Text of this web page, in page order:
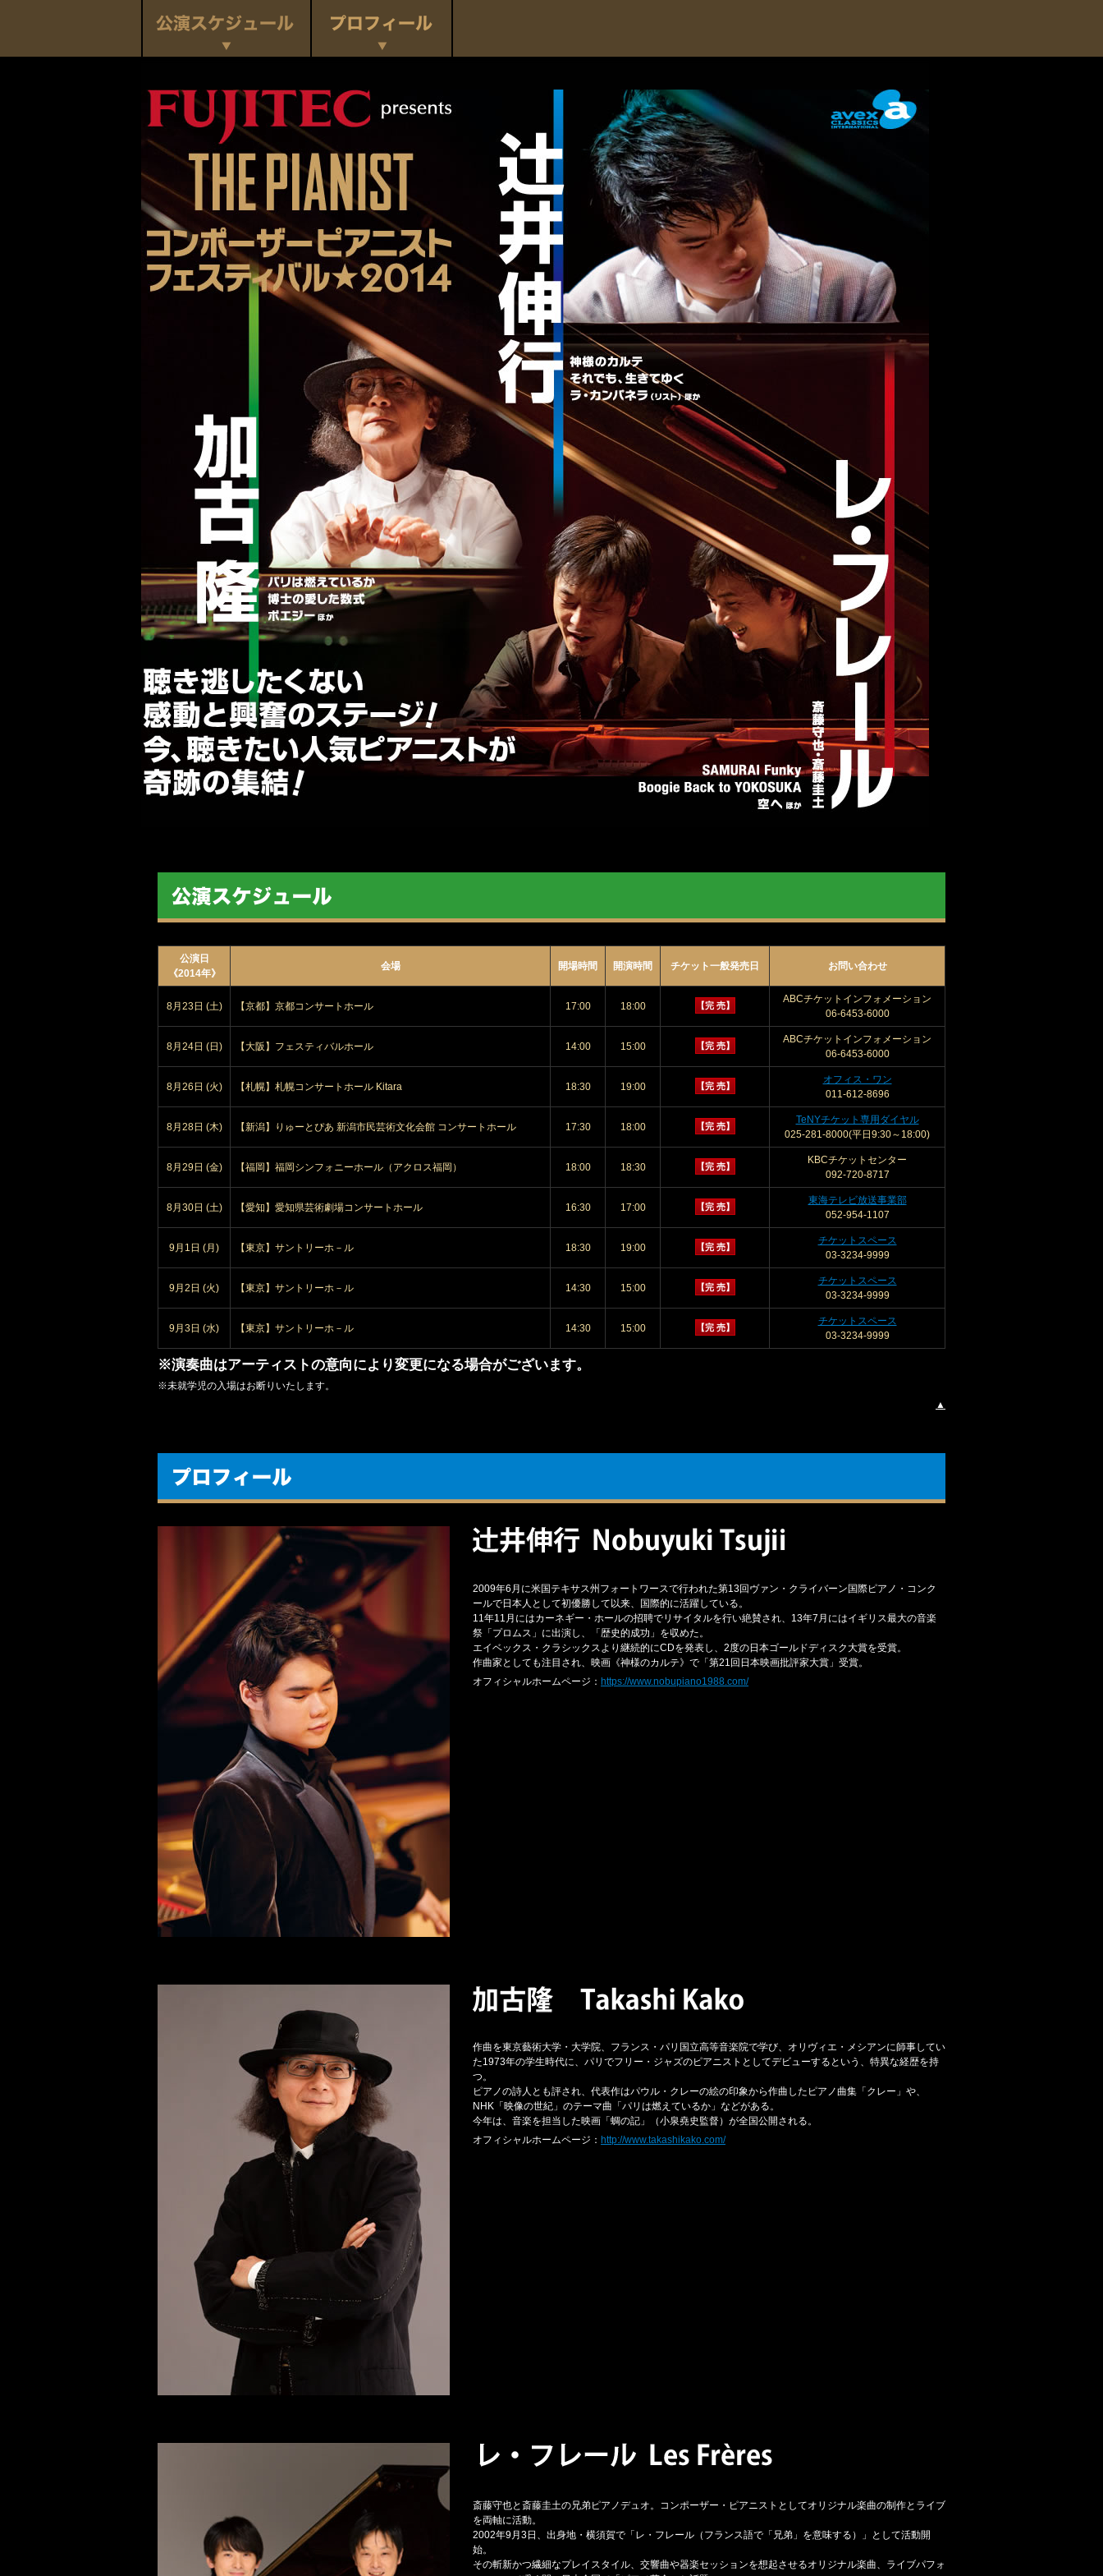
公演日
《2014年》
会場 開場時間 開演時間 チケット一般発売日 お問い合わせ
8月23日 (土) 【京都】京都コンサートホール 17:00 18:00 【完 売】
ABCチケットインフォメーション
06-6453-6000
8月24日 (日) 【大阪】フェスティバルホール 14:00 15:00 【完 売】
ABCチケットインフォメーション
06-6453-6000
8月26日 (火) 【札幌】札幌コンサートホール Kitara 18:30 19:00 【完 売】
オフィス・ワン
011-612-8696
8月28日 (木) 【新潟】りゅーとぴあ 新潟市民芸術文化会館 コンサートホール 17:30 18:00 【完 売】
TeNYチケット専用ダイヤル
025-281-8000(平日9:30～18:00)
8月29日 (金) 【福岡】福岡シンフォニーホール（アクロス福岡） 18:00 18:30 【完 売】
KBCチケットセンター
092-720-8717
8月30日 (土) 【愛知】愛知県芸術劇場コンサートホール 16:30 17:00 【完 売】
東海テレビ放送事業部
052-954-1107
9月1日 (月) 【東京】サントリーホ－ル 18:30 19:00 【完 売】
チケットスペース
03-3234-9999
9月2日 (火) 【東京】サントリーホ－ル 14:30 15:00 【完 売】
チケットスペース
03-3234-9999
9月3日 (水) 【東京】サントリーホ－ル 14:30 15:00 【完 売】
チケットスペース
03-3234-9999
※演奏曲はアーティストの意向により変更になる場合がございます。
※未就学児の入場はお断りいたします。
▲
2009年6月に米国テキサス州フォートワースで行われた第13回ヴァン・クライバーン国際ピアノ・コンク
ールで日本人として初優勝して以来、国際的に活躍している。
11年11月にはカーネギー・ホールの招聘でリサイタルを行い絶賛され、13年7月にはイギリス最大の音楽
祭「プロムス」に出演し、「歴史的成功」を収めた。
エイベックス・クラシックスより継続的にCDを発表し、2度の日本ゴールドディスク大賞を受賞。
作曲家としても注目され、映画《神様のカルテ》で「第21回日本映画批評家大賞」受賞。
オフィシャルホームページ： https://www.nobupiano1988.com/
作曲を東京藝術大学・大学院、フランス・パリ国立高等音楽院で学び、オリヴィエ・メシアンに師事してい
た1973年の学生時代に、パリでフリー・ジャズのピアニストとしてデビューするという、特異な経歴を持
つ。
ピアノの詩人とも評され、代表作はパウル・クレーの絵の印象から作曲したピアノ曲集「クレー」や、
NHK「映像の世紀」のテーマ曲「パリは燃えているか」などがある。
今年は、音楽を担当した映画「蜩の記」（小泉堯史監督）が全国公開される。
オフィシャルホームページ： http://www.takashikako.com/
斎藤守也と斎藤圭土の兄弟ピアノデュオ。コンポーザー・ピアニストとしてオリジナル楽曲の制作とライブ
を両軸に活動。
2002年9月3日、出身地・横須賀で「レ・フレール（フランス語で「兄弟」を意味する）」として活動開
始。
その斬新かつ繊細なプレイスタイル、交響曲や器楽セッションを想起させるオリジナル楽曲、ライブパフォ